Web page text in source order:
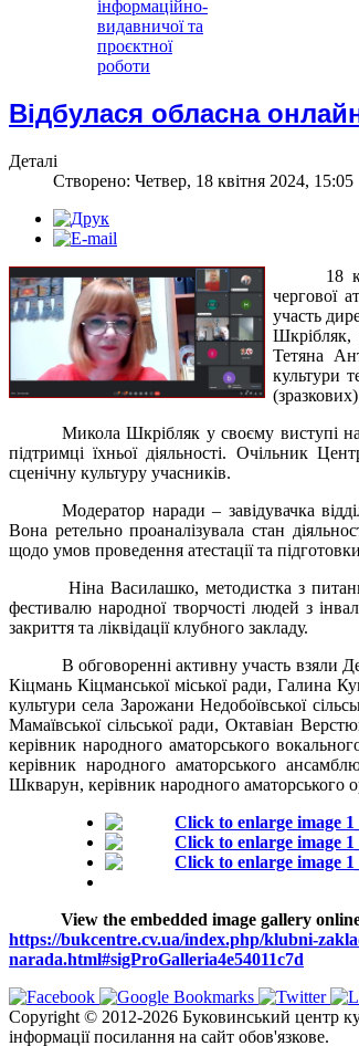
інформаційно-
видавничої та
проєктної
роботи
Відбулася обласна
Деталі
Створено: Четвер, 18 квітня 2024, 15:05
18
чергової
участь
Шкрібляк,
Тетяна
культури
Микола Шкрібляк у своєму виступі
підтримці їхньої діяльності. Очільник
сценічну культуру учасників.
Модератор наради – завідувачка
Вона ретельно проаналізувала стан
щодо умов проведення атестації та
Ніна Василашко, методистка з
фестивалю народної творчості людей з
закриття та ліквідації клубного закладу.
В обговоренні активну участь взяли
Кіцмань Кіцманської міської ради, Галина
культури села Зарожани Недобоївської
Мамаївської сільської ради, Октавіан
керівник народного аматорського
керівник народного аматорського
Шкварун, керівник народного аматорського
View the embedded image gallery
https://bukcentre.cv.ua/index.php/klubni-
narada.html#sigProGalleria4e54011c7d
Copyright © 2012-2026 Буковинський центр
інформації посилання на сайт обов'язкове.